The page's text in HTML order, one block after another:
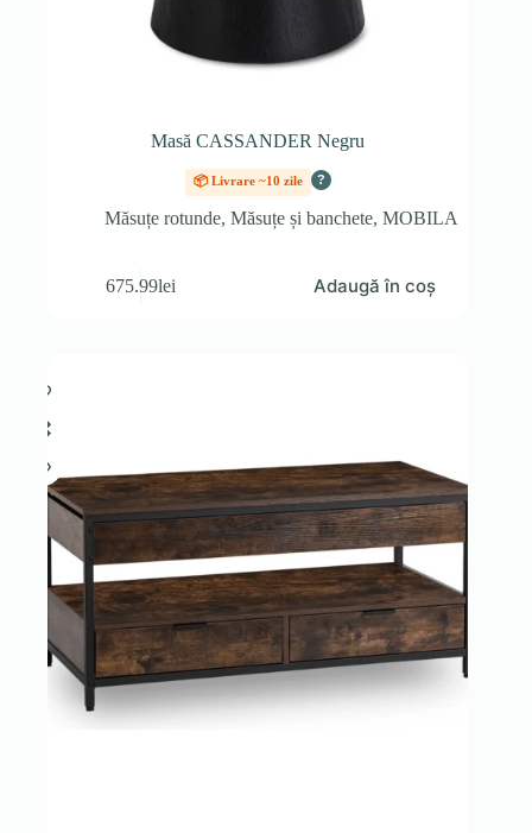
Masă CASSANDER Negru
📦 Livrare ~10 zile ?
Măsuțe rotunde,Măsuțe și banchete,MOBILA
675.99lei Adaugă în coș